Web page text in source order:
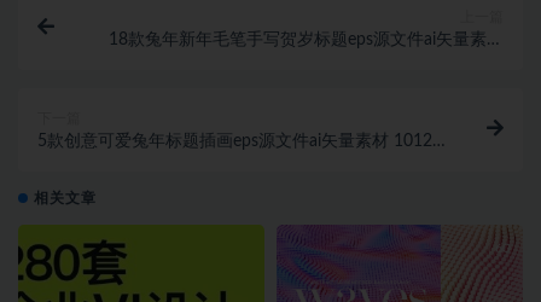
18款兔年新年毛笔手写贺岁标题eps源文件ai矢量素材
5款创意可爱兔年标题插画eps源文件ai矢量素材 1012
相关文章